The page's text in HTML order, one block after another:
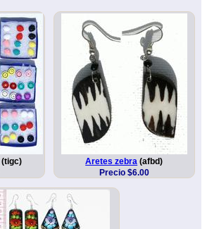
(tigc)
Aretes zebra (afbd)
Precio $6.00